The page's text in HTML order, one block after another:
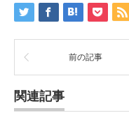
前の記事
関連記事